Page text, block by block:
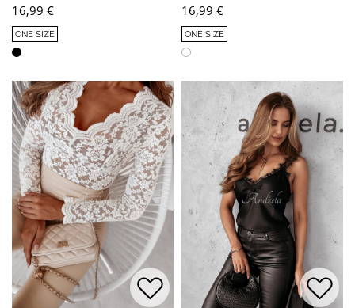
16,99 €
ONE SIZE
16,99 €
ONE SIZE